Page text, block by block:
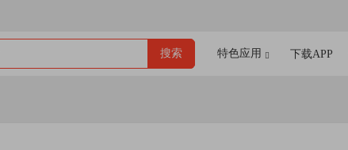
搜索 特色应用 下载APP